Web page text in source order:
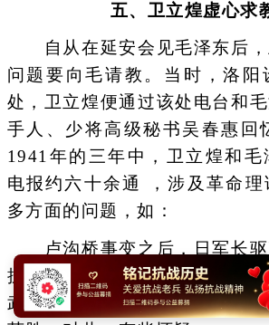
五、卫立煌虚心求
自从在延安会见毛泽东后，
问题要向毛请教。当时，洛阳
处，卫立煌便通过该处电台和
手人、少将高级秘书吴春惠回
1941年的三年中，卫立煌和
电报约六十余通 ，涉及革命
多方面的问题，如：
卢沟桥事变之后，日军长驱
抗战，但节节转移阵地，以日
武器等，我方都远不如日方，